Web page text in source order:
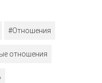
#Отношения
отношения